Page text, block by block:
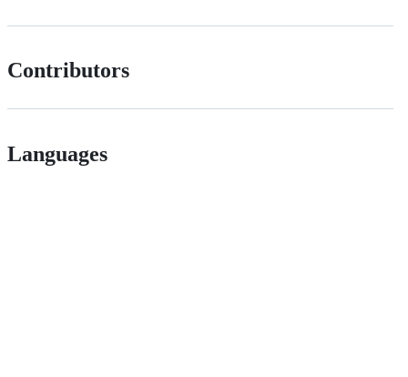
Contributors
Languages